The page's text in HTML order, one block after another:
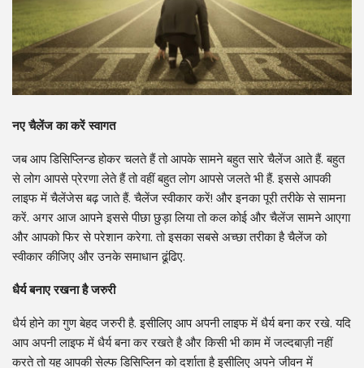
नए चैलेंज का करें स्वागत
जब आप डिसिप्लिन्ड होकर चलते हैं तो आपके सामने बहुत सारे चैलेंज आते हैं. बहुत
से लोग आपसे प्रेरणा लेते हैं तो वहीं बहुत लोग आपसे जलते भी हैं. इससे आपकी
लाइफ में चैलेंजेस बढ़ जाते हैं. चैलेंज स्वीकार करें! और इनका पूरी तरीके से सामना
करें. अगर आज आपने इससे पीछा छुड़ा लिया तो कल कोई और चैलेंज सामने आएगा
और आपको फिर से परेशान करेगा. तो इसका सबसे अच्छा तरीका है चैलेंज को
स्वीकार कीजिए और उनके समाधान ढूंढिए.
धैर्य बनाए रखना है जरुरी
धैर्य होने का गुण बेहद जरुरी है. इसीलिए आप अपनी लाइफ में धैर्य बना कर रखे. यदि
आप अपनी लाइफ में धैर्य बना कर रखते है और किसी भी काम में जल्दबाज़ी नहीं
करते तो यह आपकी सेल्फ डिसिप्लिन को दर्शाता है इसीलिए अपने जीवन में